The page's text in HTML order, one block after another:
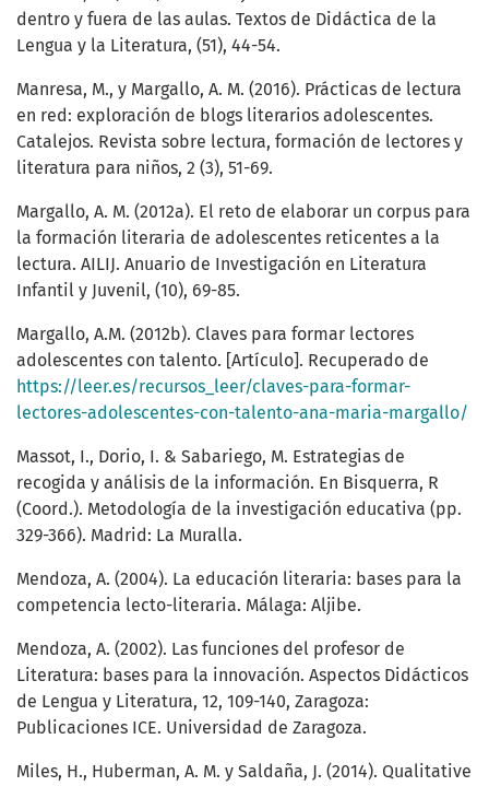
dentro y fuera de las aulas. Textos de Didáctica de la
Lengua y la Literatura, (51), 44-54.
Manresa, M., y Margallo, A. M. (2016). Prácticas de lectura
en red: exploración de blogs literarios adolescentes.
Catalejos. Revista sobre lectura, formación de lectores y
literatura para niños, 2 (3), 51-69.
Margallo, A. M. (2012a). El reto de elaborar un corpus para
la formación literaria de adolescentes reticentes a la
lectura. AILIJ. Anuario de Investigación en Literatura
Infantil y Juvenil, (10), 69-85.
Margallo, A.M. (2012b). Claves para formar lectores
adolescentes con talento. [Artículo]. Recuperado de
https://leer.es/recursos_leer/claves-para-formar-
lectores-adolescentes-con-talento-ana-maria-margallo/
Massot, I., Dorio, I. & Sabariego, M. Estrategias de
recogida y análisis de la información. En Bisquerra, R
(Coord.). Metodología de la investigación educativa (pp.
329-366). Madrid: La Muralla.
Mendoza, A. (2004). La educación literaria: bases para la
competencia lecto-literaria. Málaga: Aljibe.
Mendoza, A. (2002). Las funciones del profesor de
Literatura: bases para la innovación. Aspectos Didácticos
de Lengua y Literatura, 12, 109-140, Zaragoza:
Publicaciones ICE. Universidad de Zaragoza.
Miles, H., Huberman, A. M. y Saldaña, J. (2014). Qualitative